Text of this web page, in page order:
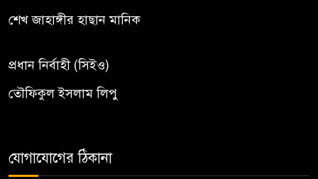
শেখ জাহাঙ্গীর হাছান মানিক
প্রধান নির্বাহী (সিইও)
তৌফিকুল ইসলাম লিপু
যোগাযোগের ঠিকানা